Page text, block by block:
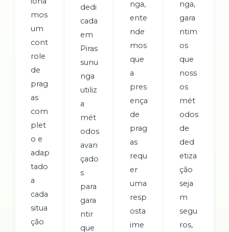
mos
um
cont
role
de
prag
as
com
plet
o e
adap
tado
a
cada
situa
ção
dedi
cada
em
Piras
sunu
nga
utiliz
a
mét
odos
avan
çado
s
para
gara
ntir
que
nga,
ente
nde
mos
que
a
pres
ença
de
prag
as
requ
er
uma
resp
osta
ime
nga,
gara
ntim
os
que
noss
os
mét
odos
de
ded
etiza
ção
seja
m
segu
ros,